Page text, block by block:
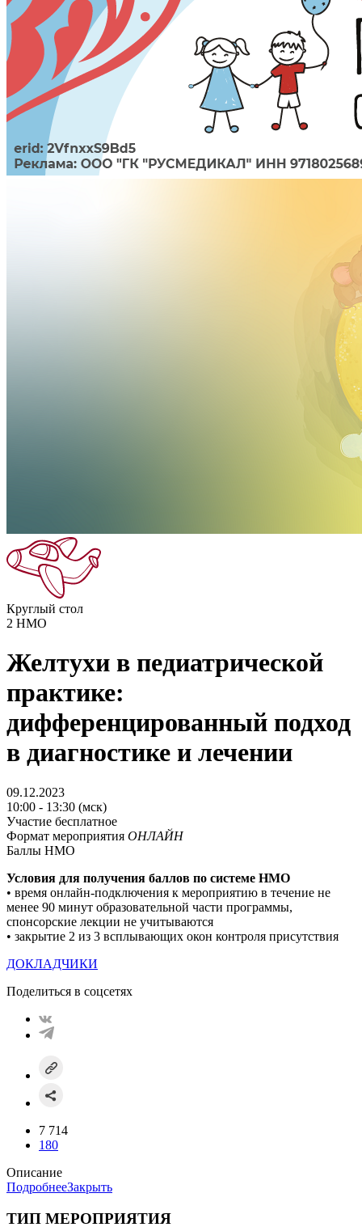
Круглый стол
2 НМО
Желтухи в педиатрической
практике:
дифференцированный подход
в диагностике и лечении
09.12.2023
10:00 - 13:30 (мск)
Участие бесплатное
Формат мероприятия ОНЛАЙН
Баллы НМО
Условия для получения баллов по системе НМO
• время онлайн-подключения к мероприятию в течение не
менее 90 минут образовательной части программы,
спонсорские лекции не учитываются
• закрытие 2 из 3 всплывающих окон контроля присутствия
ДОКЛАДЧИКИ
Поделиться в соцсетях
7 714
180
Описание
ПодробнееЗакрыть
ТИП МЕРОПРИЯТИЯ